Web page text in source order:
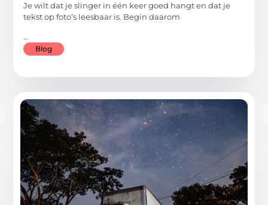
Je wilt dat je slinger in één keer goed hangt en dat je
tekst op foto’s leesbaar is. Begin daarom
...
Blog